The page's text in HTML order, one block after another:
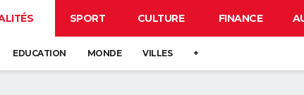
SPORT CULTURE FINANCE
EDUCATION MONDE VILLES +